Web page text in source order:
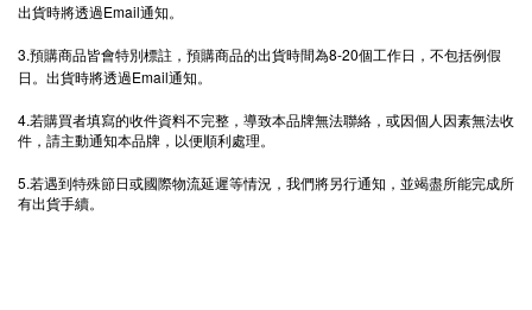
出貨時將透過Email通知。
3.預購商品皆會特別標註，預購商品的出貨時間為8-20個工作日，不包括例假
日。出貨時將透過Email通知。
4.若購買者填寫的收件資料不完整，導致本品牌無法聯絡，或因個人因素無法收
件，請主動通知本品牌，以便順利處理。
5.若遇到特殊節日或國際物流延遲等情況，我們將另行通知，並竭盡所能完成所
有出貨手續。